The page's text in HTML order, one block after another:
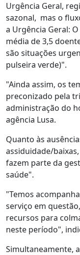
Urgência Geral,
sazonal, mas o
a Urgência Geral:
média de 3,5
são situações
pulseira verde)".
"Ainda assim, os
preconizado pela
administração do
agência Lusa.
Quanto às
assiduidade/
fazem parte da
saúde".
"Temos
serviço em
recursos para
neste período",
Simultaneamente,